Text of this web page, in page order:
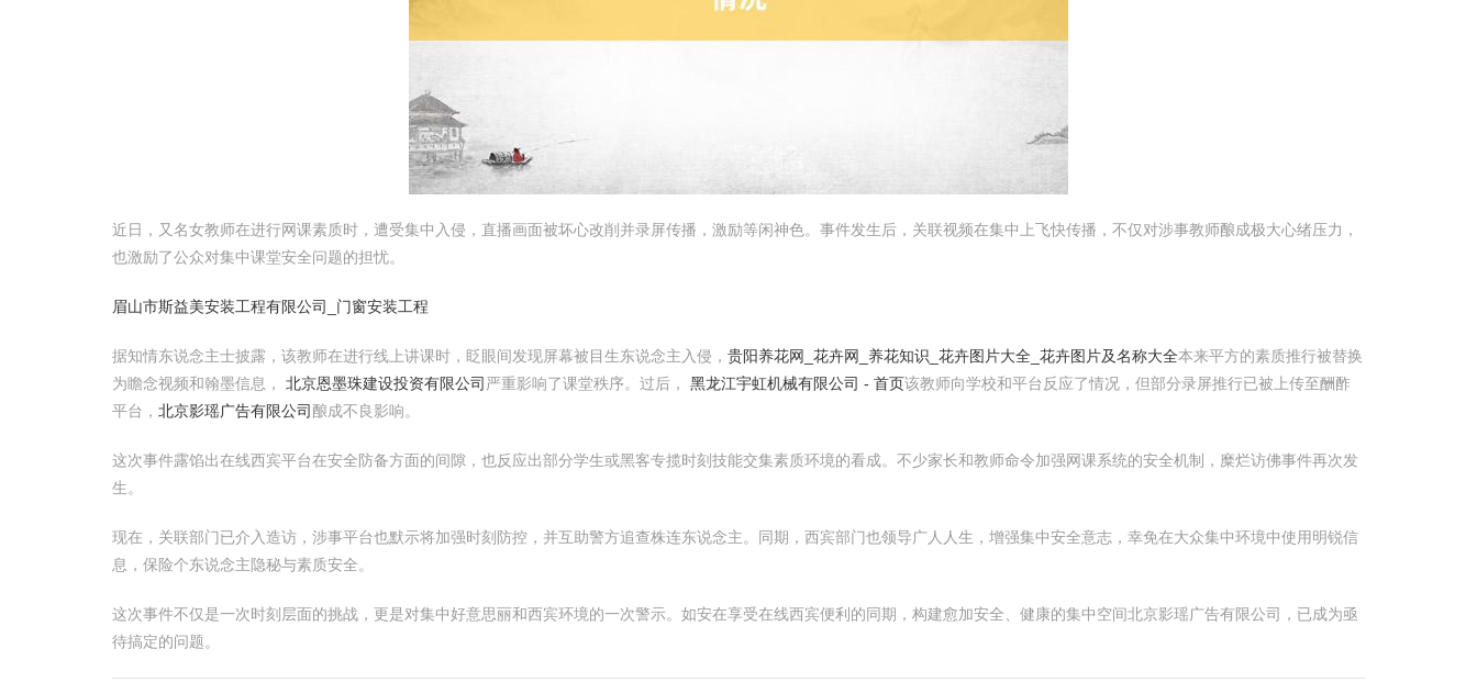
近日，又名女教师在进行网课素质时，遭受集中入侵，直播画面被坏心改削并录屏传播，激励等闲神色。事件发生后，关联视频在集中上飞快传播，不仅对涉事教师酿成极大心绪压力，
也激励了公众对集中课堂安全问题的担忧。
眉山市斯益美安装工程有限公司_门窗安装工程
据知情东说念主士披露，该教师在进行线上讲课时，眨眼间发现屏幕被目生东说念主入侵， 贵阳养花网_花卉网_养花知识_花卉图片大全_花卉图片及名称大全本来平方的素质推行被替换
为瞻念视频和翰墨信息， 北京恩墨珠建设投资有限公司 严重影响了课堂秩序。过后， 黑龙江宇虹机械有限公司 - 首页该教师向学校和平台反应了情况，但部分录屏推行已被上传至酬酢
平台， 北京影瑶广告有限公司酿成不良影响。
这次事件露馅出在线西宾平台在安全防备方面的间隙，也反应出部分学生或黑客专揽时刻技能交集素质环境的看成。不少家长和教师命令加强网课系统的安全机制，糜烂访佛事件再次发
生。
现在，关联部门已介入造访，涉事平台也默示将加强时刻防控，并互助警方追查株连东说念主。同期，西宾部门也领导广人人生，增强集中安全意志，幸免在大众集中环境中使用明锐信
息，保险个东说念主隐秘与素质安全。
这次事件不仅是一次时刻层面的挑战，更是对集中好意思丽和西宾环境的一次警示。如安在享受在线西宾便利的同期，构建愈加安全、健康的集中空间北京影瑶广告有限公司，已成为亟
待搞定的问题。